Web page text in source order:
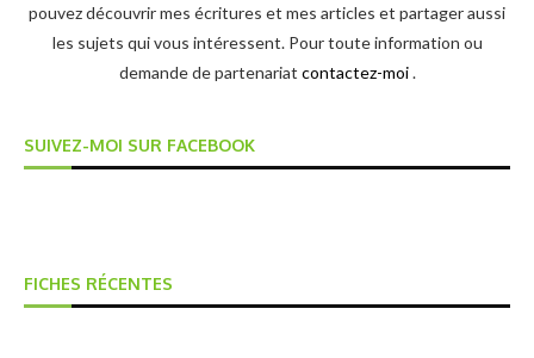
pouvez découvrir mes écritures et mes articles et partager aussi
les sujets qui vous intéressent. Pour toute information ou
demande de partenariat contactez-moi.
SUIVEZ-MOI SUR FACEBOOK
FICHES RÉCENTES